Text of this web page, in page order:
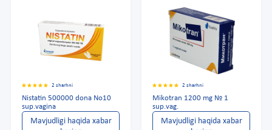
2 sharhni
Nistatin 500000 dona No10
sup.vagina
Mavjudligi haqida xabar
2 sharhni
Mikotran 1200 mg № 1
sup.vag.
Mavjudligi haqida xabar